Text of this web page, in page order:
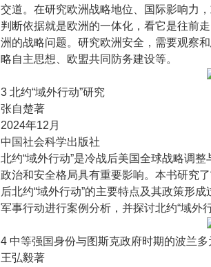
交道。在研究欧洲战略地位、国际影响力
判断依据就是欧洲的一体化，看它是往前
洲的战略问题。研究欧洲安全，需要观察
略自主思想、欧盟共同防务建设等。
3 北约“域外行动”研究
张自楚著
2024年12月
中国社会科学出版社
北约“域外行动”是冷战后美国全球战略调
政治和安全格局具有重要影响。本书研究
后北约“域外行动”的主要特点及其政策形
军事行动进行案例分析，并探讨北约“域外
4 中等强国身份与图斯克政府时期的波兰多
王弘毅著